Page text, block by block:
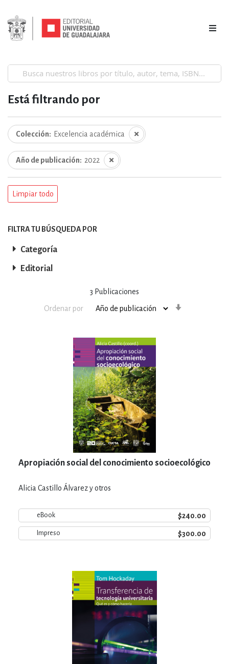
3 Publicaciones
Ordenar por
Apropiación social del conocimiento socioecológico
Alicia Castillo Álvarez y otros
eBook $240.00
Impreso $300.00
Está filtrando por
Colección Excelencia académica
Año de publicación 2022
Limpiar todo
FILTRA TU BÚSQUEDA POR
Categoría
Editorial